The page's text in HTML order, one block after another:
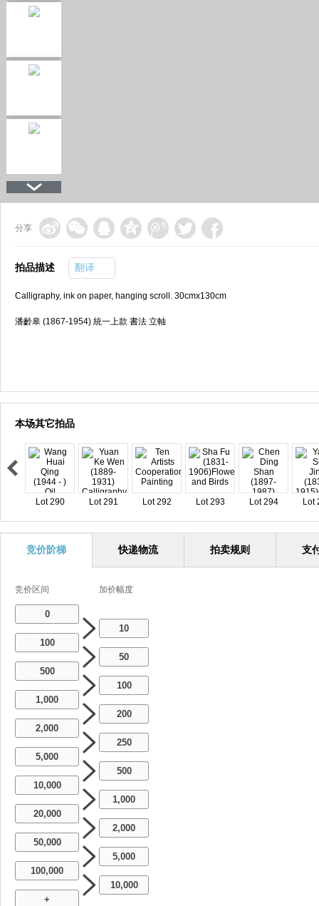
分享
拍品描述 翻译
Calligraphy, ink on paper, hanging scroll. 30cmx130cm
潘齡皋 (1867-1954) 統一上款 書法 立軸
本场其它拍品
Lot 290 Lot 291 Lot 292 Lot 293 Lot 294 Lot
竞价阶梯 快递物流 拍卖规则 支
竞价区间 加价幅度
0
10
100
50
500
100
1,000
200
2,000
250
5,000
500
10,000
1,000
20,000
2,000
50,000
5,000
100,000
10,000
+